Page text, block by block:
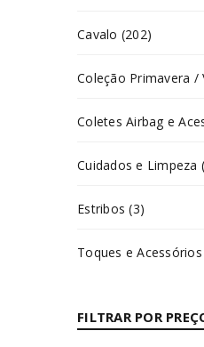
Cavalo (202)
Coleção Primavera /
Coletes Airbag e
Cuidados e Limpeza
Estribos (3)
Toques e
FILTRAR POR